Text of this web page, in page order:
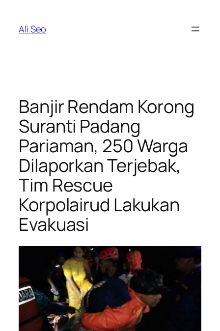
content
Ali Seo
Banjir Rendam Korong
Suranti Padang
Pariaman, 250 Warga
Dilaporkan Terjebak,
Tim Rescue
Korpolairud Lakukan
Evakuasi